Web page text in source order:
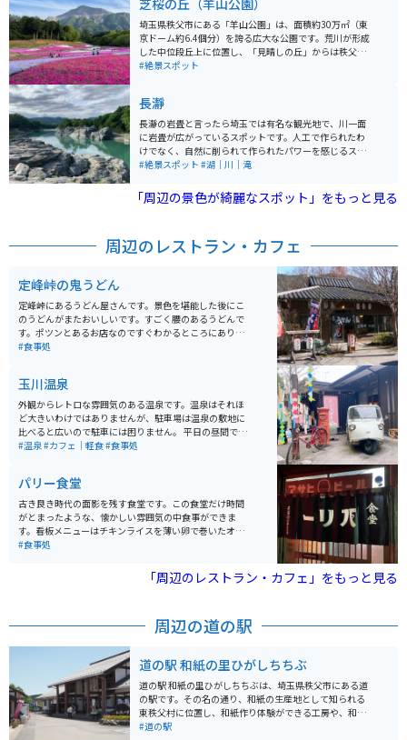
芝桜の丘（羊山公園）
埼玉県秩父市にある「羊山公園」は、面積約30万㎡（東
京ドーム約6.4個分）を誇る広大な公園です。荒川が形成
した中位段丘上に位置し、「見晴しの丘」からは秩父市
街地や奥秩父の山々を一望できます。武甲山の北に連な
の父」と呼ばれる造園家・本多静六博士が関わったとさ
れています。春には芝桜の名所として知られ、ゴールデ
ンウィークには見ごろを迎え多くの観光客やライダーが
訪れます。園内には秩父の特産品を扱う店や軽食コーナ
ーもあり、動物とふれあえるエリアもあるなど、自然と
#絶景スポット
長瀞
長瀞の岩畳と言ったら埼玉では有名な観光地で、川一面
に岩畳が広がっているスポットです。人工で作られたわ
けでなく、自然に削られて作られたパワーを感じるスポ
ットです。川下りもやっているので、時間のあるとは船
#絶景スポット #湖｜川｜滝
「周辺の景色が綺麗なスポット」をもっと見る
周辺のレストラン・カフェ
定峰峠の鬼うどん
定峰峠にあるうどん屋さんです。景色を堪能した後にこ
のうどんがまたおいしいです。すごく腰のあるうどんで
す。ポツンとあるお店なのですぐわかるところにありま
す。車の人からバイクの人までたくさんの人で混んでい
#食事処
玉川温泉
外観からレトロな雰囲気のある温泉です。温泉はそれほ
ど大きいわけではありませんが、駐車場は温泉の敷地に
比べると広いので駐車には困りません。 平日の昼間でも
若い方からお年寄りの方まで、幅広い層に人気がありま
#温泉#カフェ｜軽食#食事処
パリー食堂
古き良き時代の面影を残す食堂です。この食堂だけ時間
がとまったような、懐かしい雰囲気の中食事ができま
す。看板メニューはチキンライスを薄い卵で巻いたオム
ライスです。値段もお手頃で駅からも近いおすすめのお
#食事処
「周辺のレストラン・カフェ」をもっと見る
周辺の道の駅
道の駅 和紙の里ひがしちちぶ
道の駅 和紙の里ひがしちちぶは、埼玉県秩父市にある道
の駅です。その名の通り、和紙の生産地として知られる
東秩父村に位置し、和紙作り体験ができる工房や、和紙
製品を販売するショップがあります。 バイクで訪れる場
#道の駅